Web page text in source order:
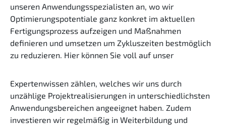
unseren Anwendungsspezialisten an, wo wir
Optimierungspotentiale ganz konkret im aktuellen
Fertigungsprozess aufzeigen und Maßnahmen
definieren und umsetzen um Zykluszeiten bestmöglich
zu reduzieren. Hier können Sie voll auf unser
Expertenwissen zählen, welches wir uns durch
unzählige Projektrealisierungen in unterschiedlichsten
Anwendungsbereichen angeeignet haben. Zudem
investieren wir regelmäßig in Weiterbildung und